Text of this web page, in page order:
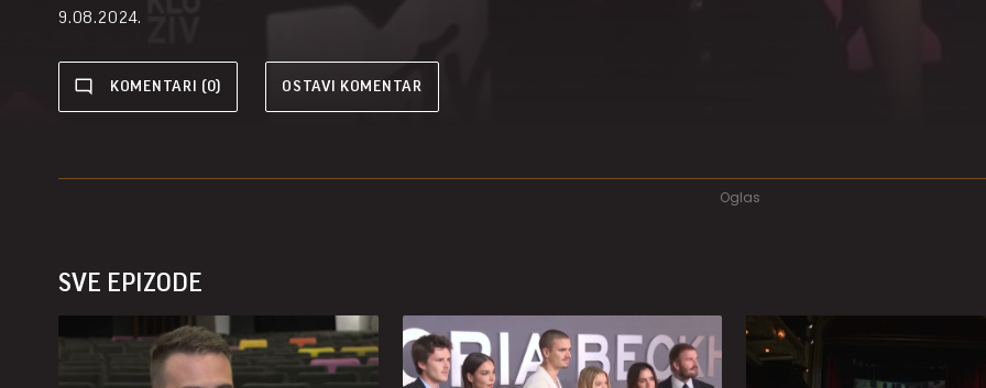
9.08.2024.
KOMENTARI (0) OSTAVI KOMENTAR
SVE EPIZODE